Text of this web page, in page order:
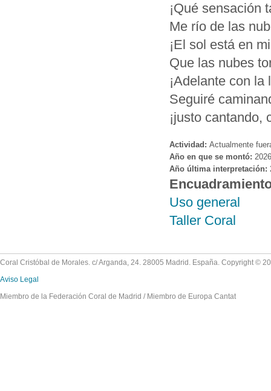
¡Qué sensación
Me río de las
¡El sol está en
Que las nubes
¡Adelante con
Seguiré
¡justo cantando,
Actividad: Actualmente
Año en que se montó: 2026
Año última interpretación:
Uso general
Taller Coral
Coral Cristóbal de Morales. c/ Arganda, 24. 28005 Madrid. España. Copyright ©
Aviso Legal
Miembro de la Federación Coral de Madrid / Miembro de Europa Cantat